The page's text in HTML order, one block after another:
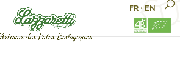
FR • EN